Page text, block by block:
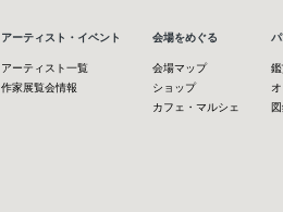
アーティスト・イベント
アーティスト一覧
作家展覧会情報
会場をめぐる
会場マップ
ショップ
カフェ・マルシェ